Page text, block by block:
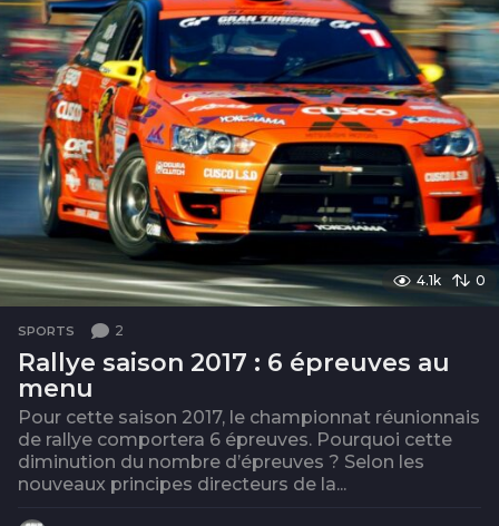
4.1k 0
SPORTS 2
Rallye saison 2017 : 6 épreuves au
menu
Pour cette saison 2017, le championnat réunionnais
de rallye comportera 6 épreuves. Pourquoi cette
diminution du nombre d’épreuves ? Selon les
nouveaux principes directeurs de la...